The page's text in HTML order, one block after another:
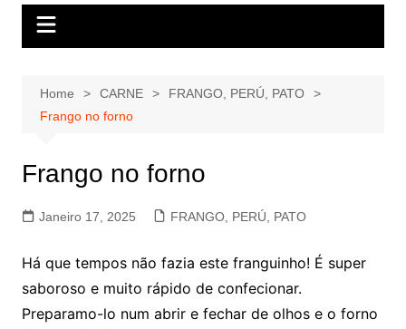
Home CARNE
FRANGO, PERÚ, PATO
Frango no forno
Frango no forno
Janeiro 17, 2025 FRANGO, PERÚ, PATO
Há que tempos não fazia este franguinho! É super
saboroso e muito rápido de confecionar.
Preparamo-lo num abrir e fechar de olhos e o forno